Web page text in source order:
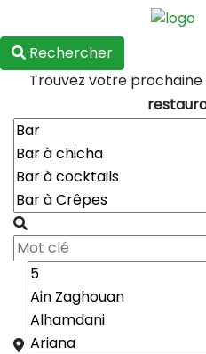
Rechercher
Trouvez votre prochaine